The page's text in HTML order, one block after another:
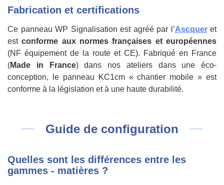
Fabrication et certifications
Ce panneau WP Signalisation est agréé par l’Ascqueret
estconforme aux normes françaises et européennes
(NF équipement de la route et CE). Fabriqué en France
(Made in France) dans nos ateliers dans une éco-
conception, le panneau KC1cm « chantier mobile » est
conforme à la législation et à une haute durabilité.
Guide de configuration
Quelles sont les différences entre les
gammes - matières ?